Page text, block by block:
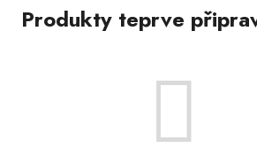
Produkty teprve